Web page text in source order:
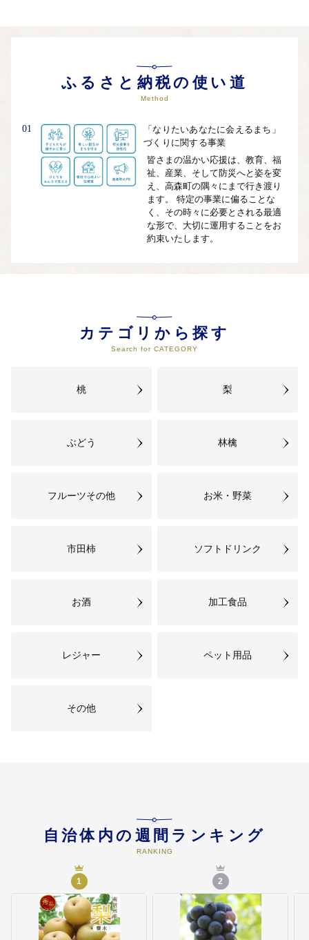
個人情報の保護は遷移先サイトの方針に従います。
ふるさと納税の使い道
Method
01
「なりたいあなたに会えるまち」
づくりに関する事業
皆さまの温かい応援は、教育、福
祉、産業、そして防災へと姿を変
え、高森町の隅々にまで行き渡り
ます。 特定の事業に偏ることな
く、その時々に必要とされる最適
な形で、大切に運用することをお
約束いたします。
カテゴリから探す
Search for CATEGORY
桃 梨
ぶどう 林檎
フルーツその他 お米・野菜
市田柿 ソフトドリンク
お酒 加工食品
レジャー ペット用品
その他
自治体内の週間ランキング
RANKING
1 2